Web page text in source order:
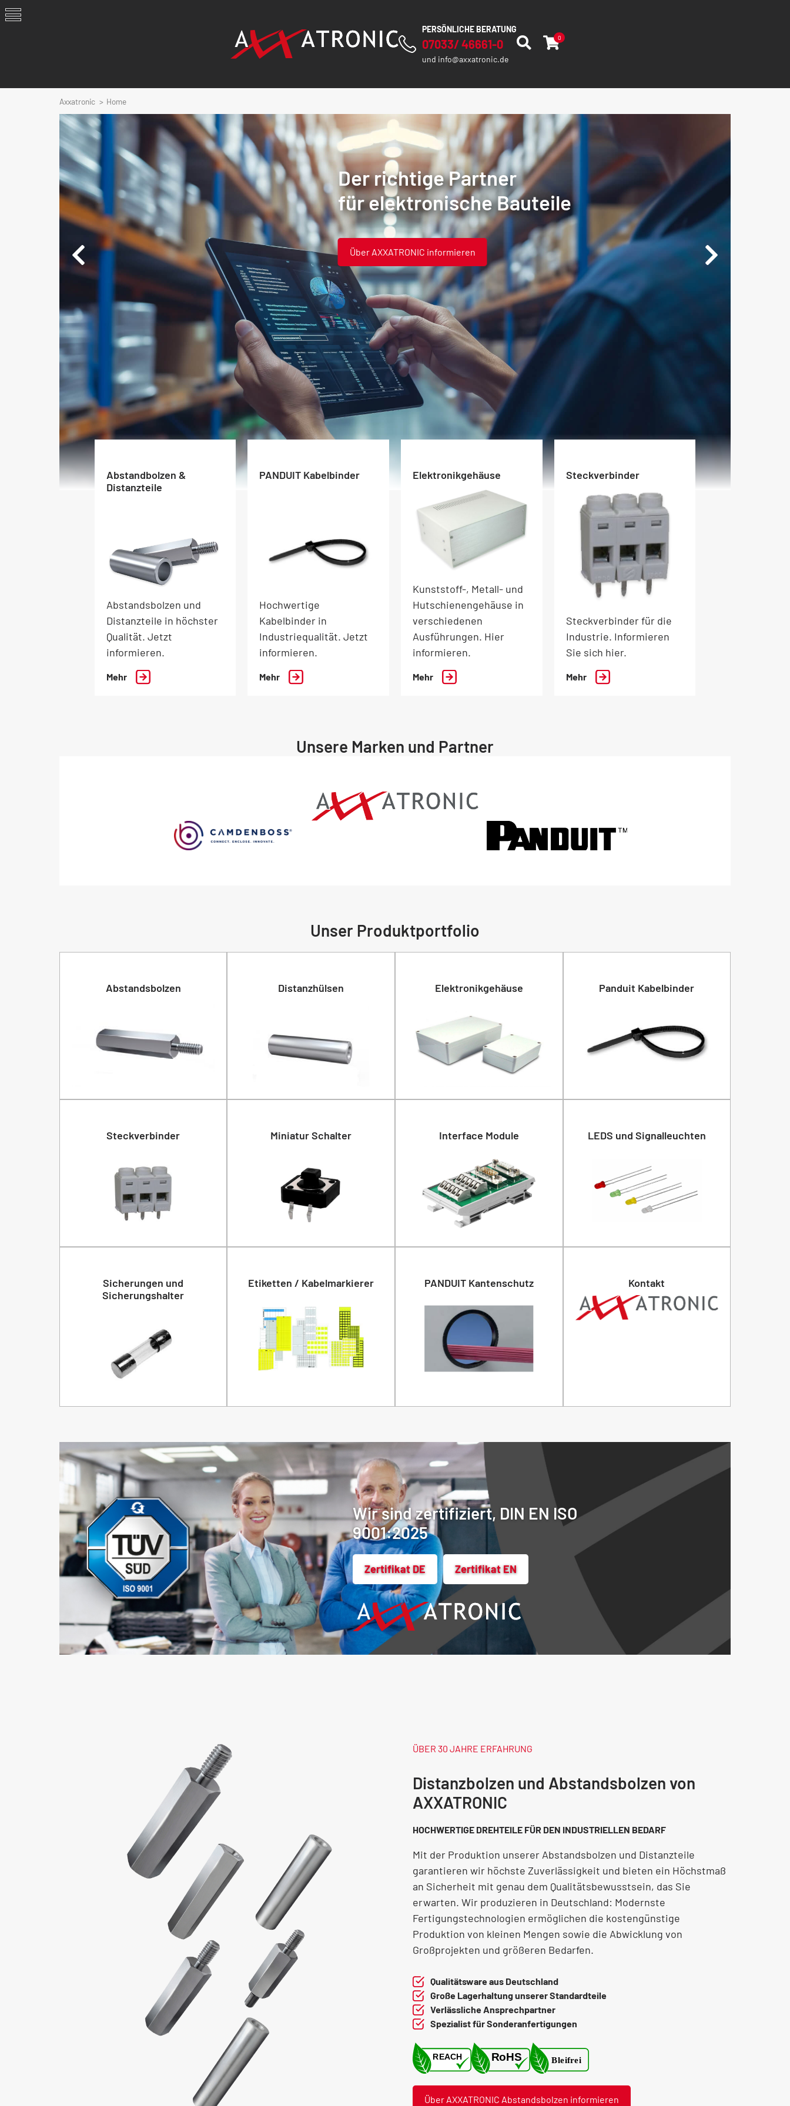
PERSÖNLICHE BERATUNG
07033/ 46661-0
und info@axxatronic.de
0
Axxatronic Home
Der richtige Partner
für elektronische Bauteile
Über AXXATRONIC informieren
Abstandbolzen &
Distanzteile
Abstandsbolzen und
Distanzteile in höchster
Qualität. Jetzt
informieren.
Mehr
PANDUIT Kabelbinder
Hochwertige
Kabelbinder in
Industriequalität. Jetzt
informieren.
Mehr
Elektronikgehäuse
Kunststoff-, Metall- und
Hutschienengehäuse in
verschiedenen
Ausführungen. Hier
informieren.
Mehr
Steckverbinder
Steckverbinder für die
Industrie. Informieren
Sie sich hier.
Mehr
Unsere Marken und Partner
Unser Produktportfolio
Abstandsbolzen Distanzhülsen Elektronikgehäuse Panduit Kabelbinder
Steckverbinder Miniatur Schalter Interface Module LEDS und Signalleuchten
Sicherungen und
Sicherungshalter
Etiketten / Kabelmarkierer PANDUIT Kantenschutz Kontakt
Wir sind zertifiziert, DIN EN ISO
9001:2025
Zertifikat DE Zertifikat EN
ÜBER 30 JAHRE ERFAHRUNG
Distanzbolzen und Abstandsbolzen von
AXXATRONIC
HOCHWERTIGE DREHTEILE FÜR DEN INDUSTRIELLEN BEDARF
Mit der Produktion unserer Abstandsbolzen und Distanzteile
garantieren wir höchste Zuverlässigkeit und bieten ein Höchstmaß
an Sicherheit mit genau dem Qualitätsbewusstsein, das Sie
erwarten. Wir produzieren in Deutschland: Modernste
Fertigungstechnologien ermöglichen die kostengünstige
Produktion von kleinen Mengen sowie die Abwicklung von
Großprojekten und größeren Bedarfen.
Qualitätsware aus Deutschland
Große Lagerhaltung unserer Standardteile
Verlässliche Ansprechpartner
Spezialist für Sonderanfertigungen
Über AXXATRONIC Abstandsbolzen informieren